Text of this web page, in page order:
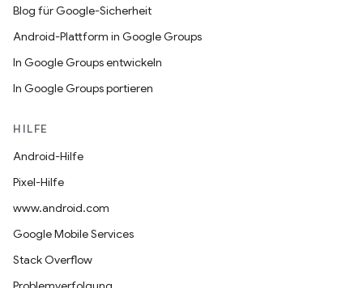
Blog für Google-Sicherheit
Android-Plattform in Google Groups
In Google Groups entwickeln
In Google Groups portieren
HILFE
Android-Hilfe
Pixel-Hilfe
www.android.com
Google Mobile Services
Stack Overflow